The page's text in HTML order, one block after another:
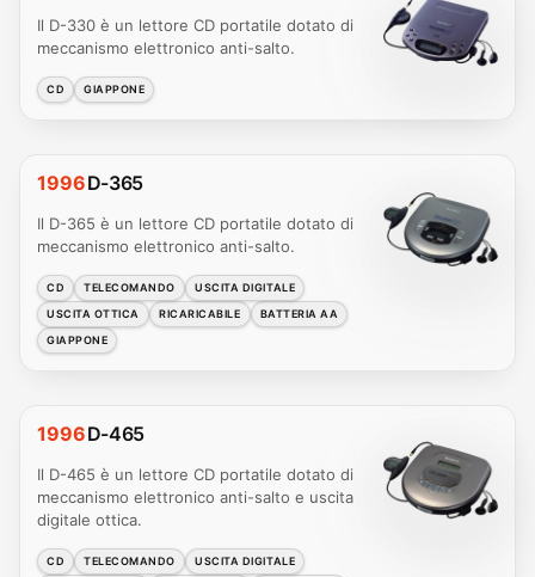
Il D-330 è un lettore CD portatile dotato di
meccanismo elettronico anti-salto.
CD GIAPPONE
1996D-365
Il D-365 è un lettore CD portatile dotato di
meccanismo elettronico anti-salto.
CD TELECOMANDO
USCITA DIGITALE
USCITA OTTICA
RICARICABILE
BATTERIA AA
GIAPPONE
1996D-465
Il D-465 è un lettore CD portatile dotato di
meccanismo elettronico anti-salto e uscita
digitale ottica.
CD TELECOMANDO
USCITA DIGITALE